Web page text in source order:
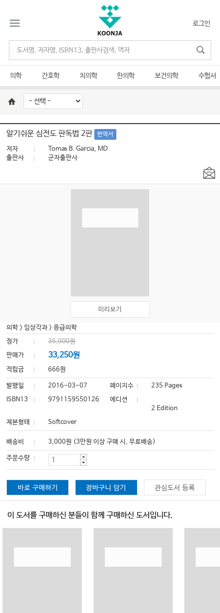
로그인
의학 간호학 치의학 한의학 보건의학 수험서
알기쉬운 심전도 판독법 2판 번역서
저자
Tomas B. Garcia, MD
출판사
군자출판사
미리보기
의학 > 임상각과 >응급의학
정가
35,000원
판매가
33,250원
적립금 666원
발행일 2016-03-07 페이지수
235 Pages
ISBN13
9791159550126
에디션
2 Edition
제본형태
Softcover
배송비 3,000원 (3만원 이상 구매 시, 무료배송)
주문수량
바로 구매하기 장바구니 담기 관심도서 등록
이 도서를 구매하신 분들이 함께 구매하신 도서입니다.